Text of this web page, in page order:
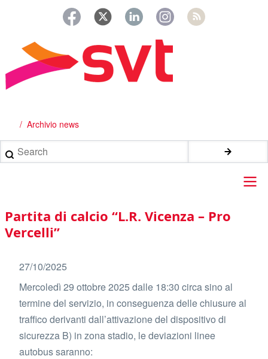
principale
Briciole
di
pane
Archivio news
Search
Main
navigation
Partita di calcio “L.R. Vicenza – Pro
Vercelli”
27/10/2025
Mercoledì 29 ottobre 2025 dalle 18:30 circa sino al
termine del servizio, in conseguenza delle chiusure al
traffico derivanti dall’attivazione del dispositivo di
sicurezza B) in zona stadio, le deviazioni linee
autobus saranno: